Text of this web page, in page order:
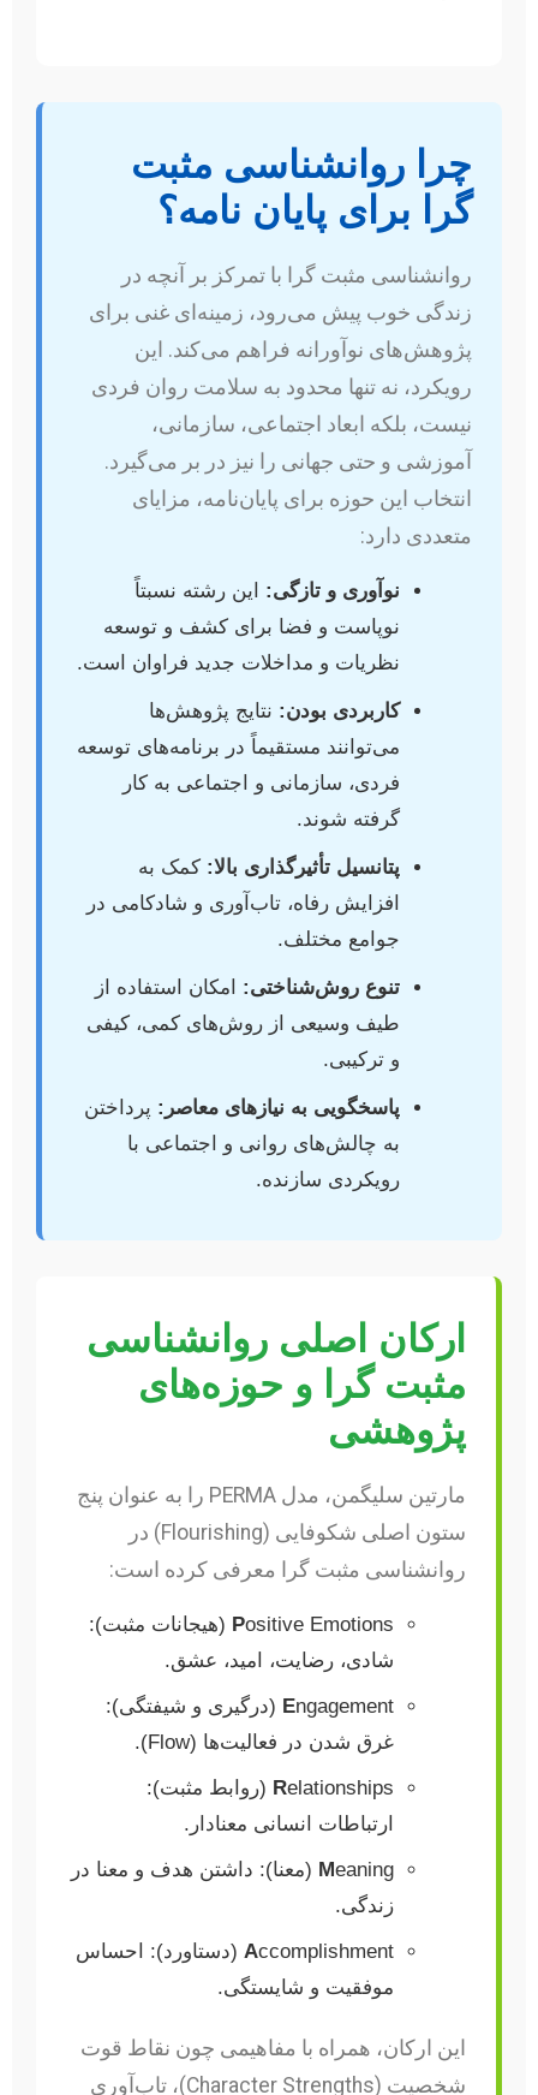
چرا روانشناسی مثبت
گرا برای پایان نامه؟
روانشناسی مثبت گرا با تمرکز بر آنچه در
زندگی خوب پیش می‌رود، زمینه‌ای غنی برای
پژوهش‌های نوآورانه فراهم می‌کند. این
رویکرد، نه تنها محدود به سلامت روان فردی
نیست، بلکه ابعاد اجتماعی، سازمانی،
آموزشی و حتی جهانی را نیز در بر می‌گیرد.
انتخاب این حوزه برای پایان‌نامه، مزایای
متعددی دارد:
نوآوری و تازگی: این رشته نسبتاً
نوپاست و فضا برای کشف و توسعه
نظریات و مداخلات جدید فراوان است.
کاربردی بودن: نتایج پژوهش‌ها
می‌توانند مستقیماً در برنامه‌های توسعه
فردی، سازمانی و اجتماعی به کار
گرفته شوند.
پتانسیل تأثیرگذاری بالا: کمک به
افزایش رفاه، تاب‌آوری و شادکامی در
جوامع مختلف.
تنوع روش‌شناختی: امکان استفاده از
طیف وسیعی از روش‌های کمی، کیفی
و ترکیبی.
پاسخگویی به نیازهای معاصر: پرداختن
به چالش‌های روانی و اجتماعی با
رویکردی سازنده.
ارکان اصلی روانشناسی
مثبت گرا و حوزه‌های
پژوهشی
مارتین سلیگمن، مدل PERMA را به عنوان پنج
ستون اصلی شکوفایی (Flourishing) در
روانشناسی مثبت گرا معرفی کرده است:
P ositive Emotions (هیجانات مثبت):
شادی، رضایت، امید، عشق.
E ngagement (درگیری و شیفتگی):
غرق شدن در فعالیت‌ها (Flow).
R elationships (روابط مثبت):
ارتباطات انسانی معنادار.
M eaning (معنا): داشتن هدف و معنا در
زندگی.
A ccomplishment (دستاورد): احساس
موفقیت و شایستگی.
این ارکان، همراه با مفاهیمی چون نقاط قوت
شخصیت (Character Strengths)، تاب‌آوری